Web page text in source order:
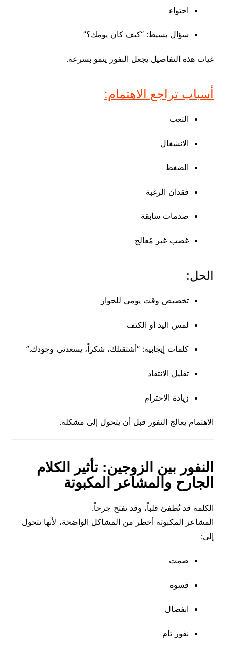
احتواء
سؤال بسيط: “كيف كان يومك؟”
غياب هذه التفاصيل يجعل النفور ينمو بسرعة.
أسباب تراجع الاهتمام:
التعب
الانشغال
الضغط
فقدان الرغبة
صدمات سابقة
غضب غير مُعالج
الحل:
تخصيص وقت يومي للحوار
لمس اليد أو الكتف
كلمات إيجابية: “أشتقتلك، شكراً، يسعدني وجودك.”
تقليل الانتقاد
زيادة الاحترام
الاهتمام يعالج النفور قبل أن يتحول إلى مشكلة.
النفور بين الزوجين: تأثير الكلام
الجارح والمشاعر المكبوتة
الكلمة قد تُطفئ قلباً، وقد تفتح جرحاً.
المشاعر المكبوتة أخطر من المشاكل الواضحة، لأنها تتحول
إلى:
صمت
قسوة
انفصال
نفور تام